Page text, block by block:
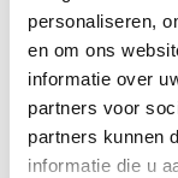
personaliseren,
en om ons
informatie over
partners voor
partners kunnen
informatie die u